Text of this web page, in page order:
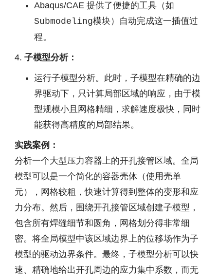
Abaqus/CAE 提供了便捷的工具（如
Submodeling模块）自动完成这一插值过
程。
子模型分析：
运行子模型分析。此时，子模型在精确的边
界驱动下，只计算局部区域的响应，由于模
型规模小且网格精细，求解速度极快，同时
能获得高精度的局部结果。
实践案例：
分析一个大型压力容器上的开孔接管区域。全局
模型可以是一个简化的容器壳体（使用壳单
元），网格较粗，快速计算得到整体的变形和应
力分布。然后，围绕开孔接管区域创建子模型，
包含所有焊缝细节和圆角，网格划分得非常细
密。将全局模型中该区域边界上的位移场作为子
模型的驱动边界条件。最终，子模型分析可以快
速、精确地给出开孔周边的应力集中系数，而无